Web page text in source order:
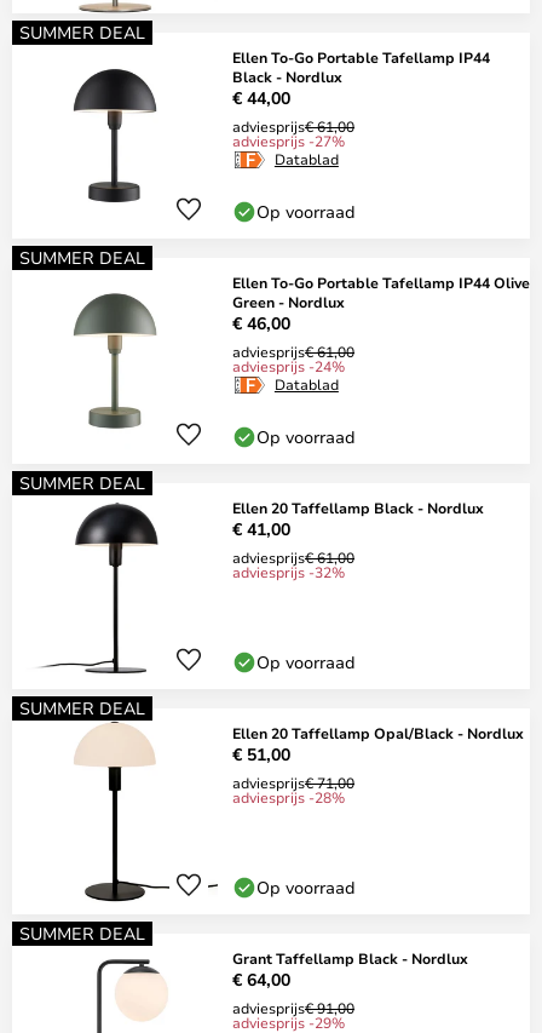
SUMMER DEAL
Ellen To-Go Portable Tafellamp IP44
Black - Nordlux
€ 44,00
adviesprijs€ 61,00
adviesprijs -27%
Datablad
Op voorraad
SUMMER DEAL
Ellen To-Go Portable Tafellamp IP44 Olive
Green - Nordlux
€ 46,00
adviesprijs€ 61,00
adviesprijs -24%
Datablad
Op voorraad
SUMMER DEAL
Ellen 20 Taffellamp Black - Nordlux
€ 41,00
adviesprijs€ 61,00
adviesprijs -32%
Op voorraad
SUMMER DEAL
Ellen 20 Taffellamp Opal/Black - Nordlux
€ 51,00
adviesprijs€ 71,00
adviesprijs -28%
Op voorraad
SUMMER DEAL
Grant Taffellamp Black - Nordlux
€ 64,00
adviesprijs€ 91,00
adviesprijs -29%